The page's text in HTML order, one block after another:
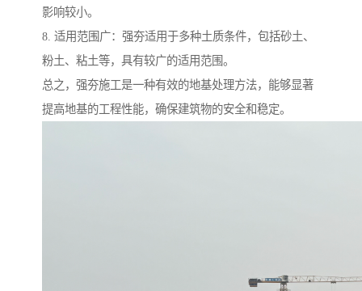
影响较小。
8. 适用范围广：强夯适用于多种土质条件，包括砂土、
粉土、粘土等，具有较广的适用范围。
总之，强夯施工是一种有效的地基处理方法，能够显著
提高地基的工程性能，确保建筑物的安全和稳定。